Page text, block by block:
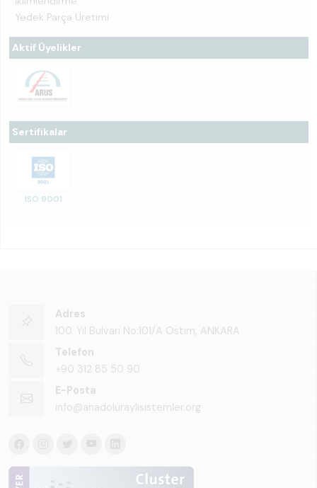
Yedek Parça Üretimi
Aktif Üyelikler
Sertifikalar
ISO 9001
Adres
100. Yıl Bulvarı No:101/A Ostim, ANKARA
Telefon
+90 312 85 50 90
E-Posta
info@anadoluraylisistemler.org